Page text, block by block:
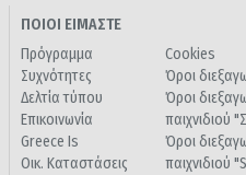
ΠΟΙΟΙ ΕΙΜΑΣΤΕ
Πρόγραμμα
Συχνότητες
Δελτία τύπου
Επικοινωνία
Greece Is
Οικ. Καταστάσεις
Cookies
Όροι
Όροι
παιχνιδιού
Όροι
παιχνιδιού